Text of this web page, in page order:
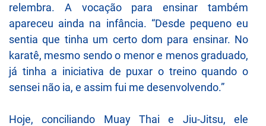
relembra. A vocação para ensinar também
apareceu ainda na infância. “Desde pequeno eu
sentia que tinha um certo dom para ensinar. No
karatê, mesmo sendo o menor e menos graduado,
já tinha a iniciativa de puxar o treino quando o
sensei não ia, e assim fui me desenvolvendo.”
Hoje, conciliando Muay Thai e Jiu-Jitsu, ele